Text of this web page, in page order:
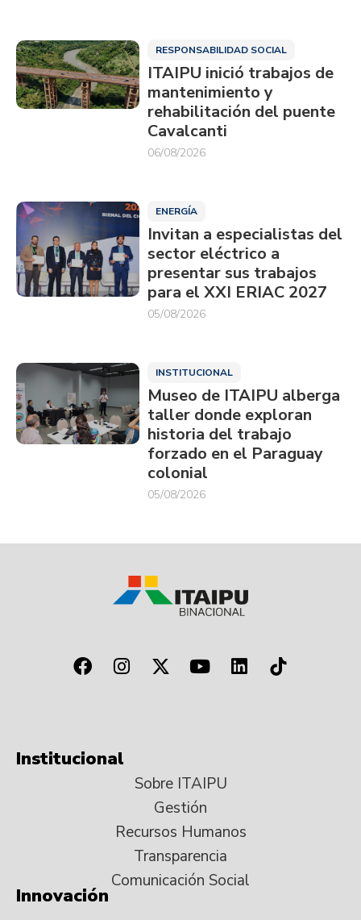
RESPONSABILIDAD SOCIAL
ITAIPU inició trabajos de
mantenimiento y
rehabilitación del puente
Cavalcanti
06/08/2026
ENERGÍA
Invitan a especialistas del
sector eléctrico a
presentar sus trabajos
para el XXI ERIAC 2027
05/08/2026
INSTITUCIONAL
Museo de ITAIPU alberga
taller donde exploran
historia del trabajo
forzado en el Paraguay
colonial
05/08/2026
Institucional
Sobre ITAIPU
Gestión
Recursos Humanos
Transparencia
Comunicación Social
Innovación